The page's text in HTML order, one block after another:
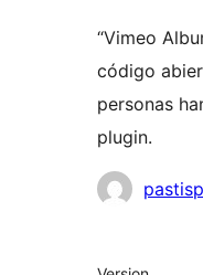
“Vimeo
código
personas
plugin.
Meta